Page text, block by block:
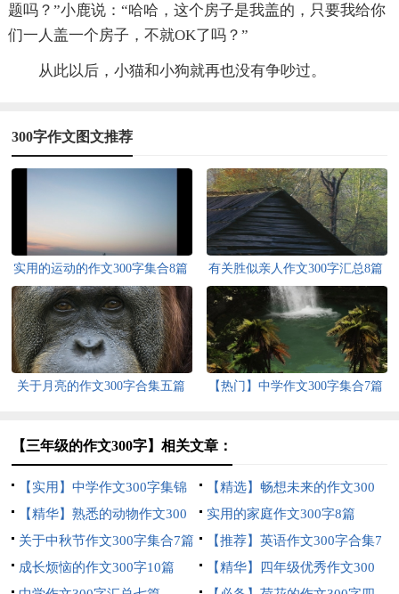
题吗？”小鹿说：“哈哈，这个房子是我盖的，只要我给你
们一人盖一个房子，不就OK了吗？”
从此以后，小猫和小狗就再也没有争吵过。
300字作文图文推荐
实用的运动的作文300字集合8篇 有关胜似亲人作文300字汇总8篇
关于月亮的作文300字合集五篇 【热门】中学作文300字集合7篇
【三年级的作文300字】相关文章：
【实用】中学作文300字集锦
九篇
【精选】畅想未来的作文300
字4篇
【精华】熟悉的动物作文300
字三篇
实用的家庭作文300字8篇
关于中秋节作文300字集合7篇
【推荐】英语作文300字合集7
篇
成长烦恼的作文300字10篇
【精华】四年级优秀作文300